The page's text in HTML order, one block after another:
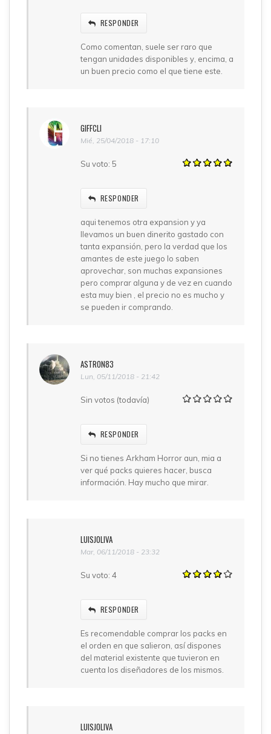
RESPONDER
Como comentan, suele ser raro que
tengan unidades disponibles y, encima, a
un buen precio como el que tiene este.
GIFFCLI
Mié, 25/04/2018 - 17:10
Su voto: 5
RESPONDER
aqui tenemos otra expansion y ya
llevamos un buen dinerito gastado con
tanta expansión, pero la verdad que los
amantes de este juego lo saben
aprovechar, son muchas expansiones
pero comprar alguna y de vez en cuando
esta muy bien , el precio no es mucho y
se pueden ir comprando.
ASTRON83
Lun, 05/11/2018 - 21:42
Sin votos (todavía)
RESPONDER
Si no tienes Arkham Horror aun, mia a
ver qué packs quieres hacer, busca
información. Hay mucho que mirar.
LUISJOLIVA
Mar, 06/11/2018 - 23:32
Su voto: 4
RESPONDER
Es recomendable comprar los packs en
el orden en que salieron, así dispones
del material existente que tuvieron en
cuenta los diseñadores de los mismos.
LUISJOLIVA